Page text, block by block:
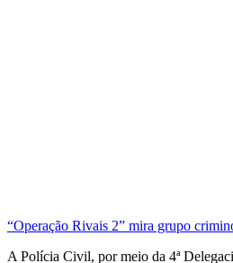
“Operação Rivais 2” mira grupo
A Polícia Civil, por meio da 4ª